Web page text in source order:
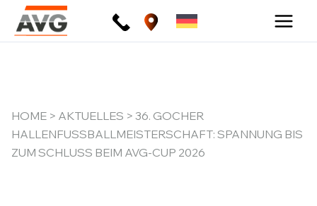
Inhalt
springen
HOME > AKTUELLES > 36. GOCHER
HALLENFUSSBALLMEISTERSCHAFT: SPANNUNG BIS Z
UM SCHLUSS BEIM AVG-CUP 2026